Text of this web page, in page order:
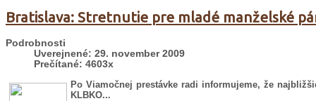
Bratislava: Stretnutie pre mladé manželské
Podrobnosti
Uverejnené: 29. november 2009
Prečítané: 4603x
Po Viamočnej prestávke radi informujeme, že
KLBKO...